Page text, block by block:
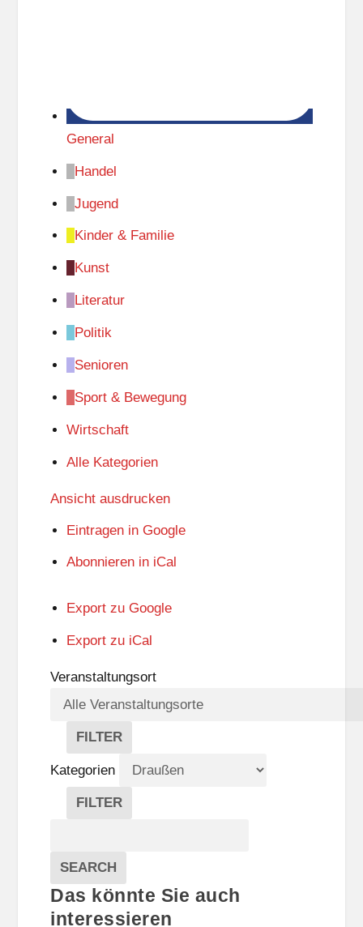
General
Handel
Jugend
Kinder & Familie
Kunst
Literatur
Politik
Senioren
Sport & Bewegung
Wirtschaft
Alle Kategorien
Ansicht ausdrucken
Eintragen in Google
Abonnieren in iCal
Export zu Google
Export zu iCal
Veranstaltungsort
FILTER
V
E
R
A
A
L
T
U
Kategorien
FILTER
E
G
O
R
Veranstaltungen
SEARCH
Das könnte Sie auch
interessieren